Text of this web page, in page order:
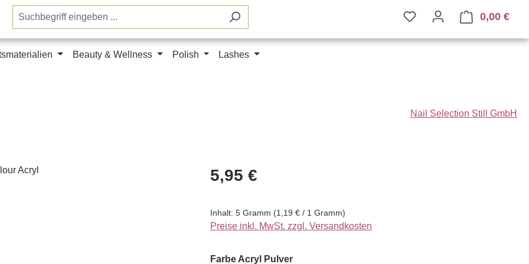
0,00 €
Beauty & Wellness Polish Lashes
Nail Selection Still GmbH
Regulärer Preis:
5,95 €
Inhalt: 5 Gramm (1,19 € / 1 Gramm)
Preise inkl. MwSt. zzgl. Versandkosten
Farbe Acryl Pulverauswählen